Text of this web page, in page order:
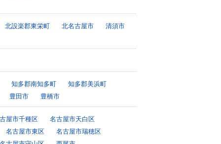
北設楽郡東栄町 北名古屋市 清須市
知多郡南知多町
知多郡美浜町
豊田市
豊橋市
屋市千種区
名古屋市天白区
名古屋市東区
名古屋市瑞穂区